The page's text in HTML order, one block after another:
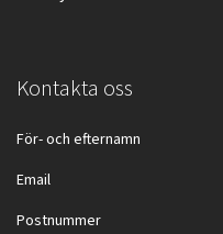
Kontakta oss